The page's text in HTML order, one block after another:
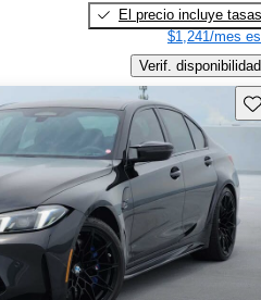
El precio incluye tasas
$1,241/mes
Verif. disponibilidad